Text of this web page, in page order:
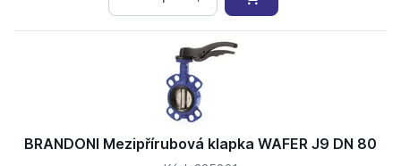
BRANDONI Mezipřírubová klapka WAFER J9 DN 80